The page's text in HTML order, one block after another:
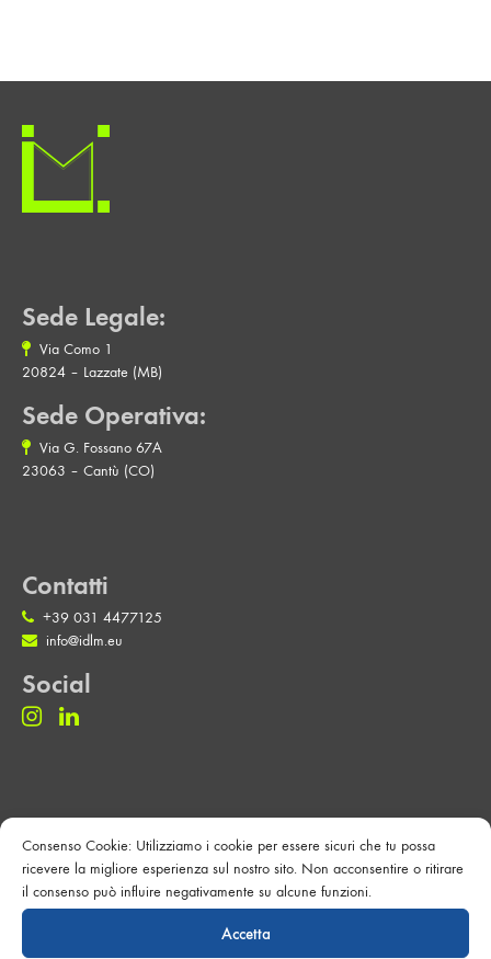
Consenso Cookie: Utilizziamo i cookie per essere sicuri che tu possa
ricevere la migliore esperienza sul nostro sito. Non acconsentire o ritirare
il consenso può influire negativamente su alcune funzioni.
Accetta
Sede Legale:
Via Como 1
20824 – Lazzate (MB)
Sede Operativa:
Via G. Fossano 67A
23063 – Cantù (CO)
Contatti
+39 031 4477125
info@idlm.eu
Social
Link Utili
Privacy Policy
Cookie Policy